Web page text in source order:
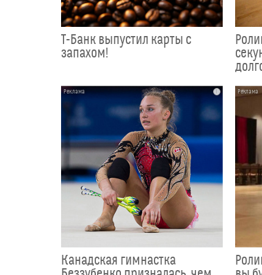
Т-Банк выпустил карты с
запахом!
i
Канадская гимнастка